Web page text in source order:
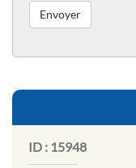
ID : 15948